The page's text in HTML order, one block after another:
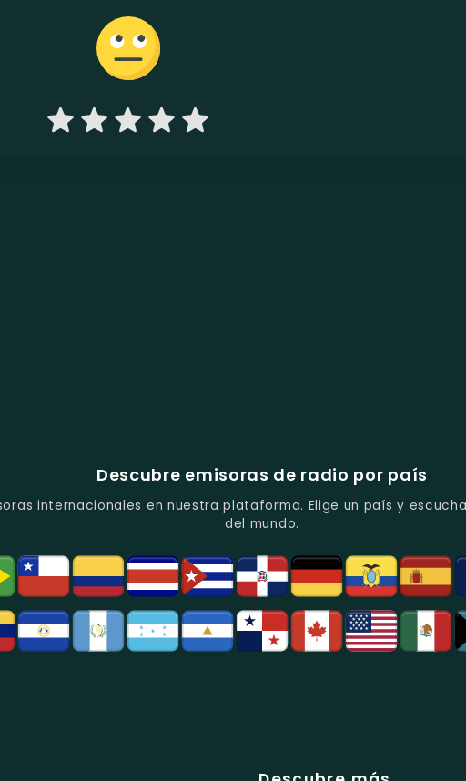
Descubre emisoras de radio por país
internacionales en nuestra plataforma. Elige un país y
del mundo.